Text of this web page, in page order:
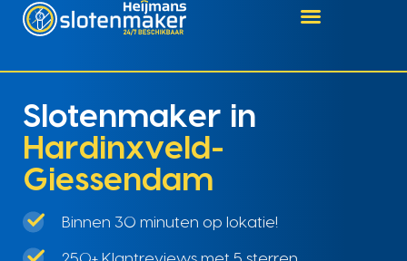
Slotenmaker in
Hardinxveld-
Giessendam
Binnen 30 minuten op lokatie!